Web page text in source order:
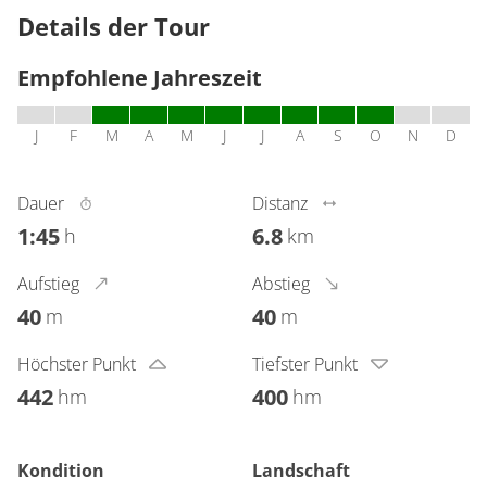
Details der Tour
Empfohlene Jahreszeit
J F M A M J J A S O N D
Dauer
1:45 h
Distanz
6.8 km
Aufstieg
40 m
Abstieg
40 m
Höchster Punkt
442 hm
Tiefster Punkt
400 hm
Kondition Landschaft